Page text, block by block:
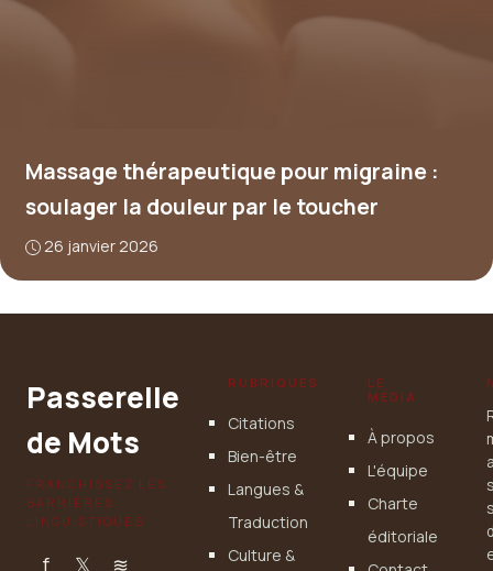
Massage thérapeutique pour migraine :
soulager la douleur par le toucher
26 janvier 2026
Passerelle
de Mots
FRANCHISSEZ LES
BARRIÈRES
LINGUISTIQUES
f 𝕏 ≋
RUBRIQUES
Citations
Bien-être
Langues &
Traduction
Culture &
LE
MÉDIA
À propos
L'équipe
Charte
éditoriale